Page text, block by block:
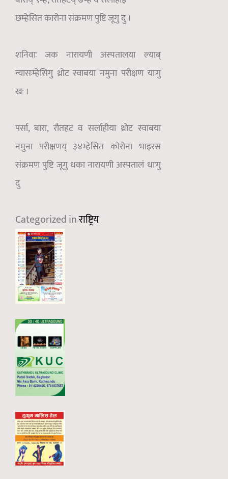
छम्हेसित कारोना संक्रमण पुष्टि जूगु दु ।
शनिवाः जक नारायणी अस्पतालया ल्याब्
न्यासःम्हेसिगु थ्रोट स्वाबया नमुना परीक्षण याःगु
खः ।
पर्सा, बारा, रौतहट व सर्लाहीया थ्रोट स्वाबया
नमुना परीक्षणय् ३४म्हेसित कोरोना भाइरस
संक्रमण पुष्टि जूगु धका नारायणी अस्पतालं धाःगु
दु
Categorized inराष्ट्रिय